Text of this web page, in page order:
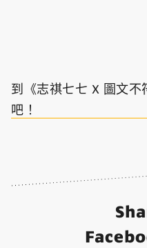
到《志祺七七 X 圖文不
吧！